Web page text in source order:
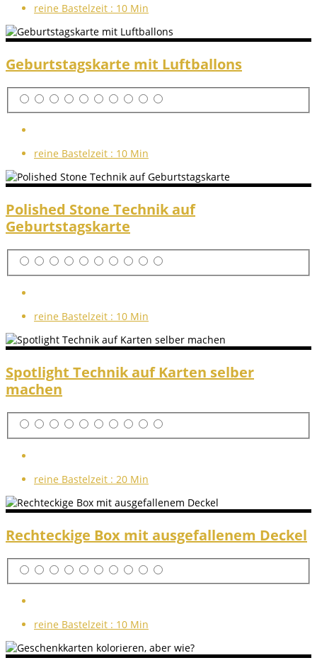
reine Bastelzeit : 10 Min
Geburtstagskarte mit Luftballons
reine Bastelzeit : 10 Min
Polished Stone Technik auf
Geburtstagskarte
reine Bastelzeit : 10 Min
Spotlight Technik auf Karten selber
machen
reine Bastelzeit : 20 Min
Rechteckige Box mit ausgefallenem Deckel
reine Bastelzeit : 10 Min